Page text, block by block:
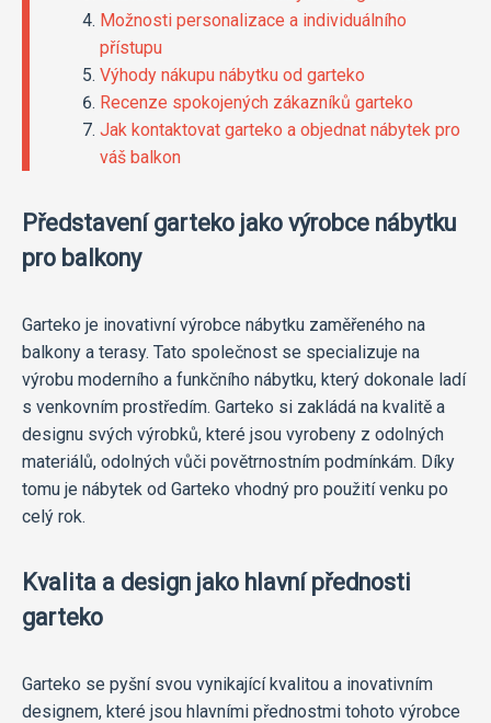
Možnosti personalizace a individuálního
přístupu
Výhody nákupu nábytku od garteko
Recenze spokojených zákazníků garteko
Jak kontaktovat garteko a objednat nábytek pro
váš balkon
Představení garteko jako výrobce nábytku
pro balkony
Garteko je inovativní výrobce nábytku zaměřeného na
balkony a terasy. Tato společnost se specializuje na
výrobu moderního a funkčního nábytku, který dokonale ladí
s venkovním prostředím. Garteko si zakládá na kvalitě a
designu svých výrobků, které jsou vyrobeny z odolných
materiálů, odolných vůči povětrnostním podmínkám. Díky
tomu je nábytek od Garteko vhodný pro použití venku po
celý rok.
Kvalita a design jako hlavní přednosti
garteko
Garteko se pyšní svou vynikající kvalitou a inovativním
designem, které jsou hlavními přednostmi tohoto výrobce